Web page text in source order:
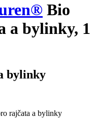
Bio
a bylinky, 1
bylinky
rajčata a bylinky